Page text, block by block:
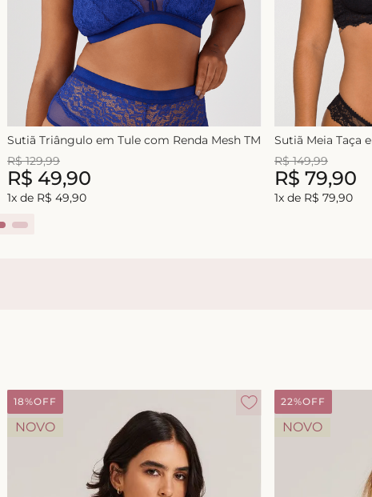
Sutiã Triângulo em Tule com Renda Mesh TM
R$ 129,99
R$ 49,90
1x de R$ 49,90
Sutiã Meia Taça
R$ 149,99
R$ 79,90
1x de R$ 79,90
18%OFF
NOVO
22%OFF
NOVO